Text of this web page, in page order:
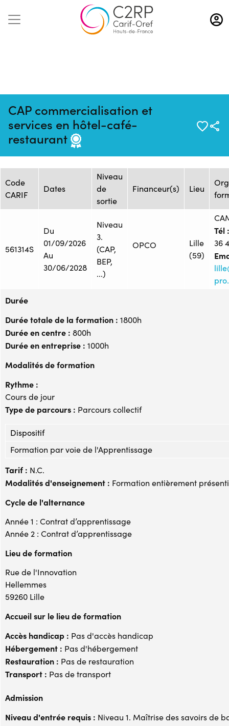
Aller
au
contenu
CAP commercialisation et
services en hôtel-café-
restaurant
Mise à jour :
13/03/2026
Formation :
26257735F
Source : CAMPUS
Session de formation
Code
CARIF
Dates
Niveau
de
sortie
Financeur(s) Lieu
561314S
Du
01/09/2026
Au
30/06/2028
Niveau
3.
(CAP,
BEP,
...)
OPCO
Lille
(59)
Tél :
36
Durée
Durée totale de la formation : 1800h
Durée en centre : 800h
Durée en entreprise : 1000h
Modalités de formation
Rythme :
Cours de jour
Type de parcours : Parcours collectif
Dispositif
Formation par voie de l'Apprentissage
Tarif : N.C.
Modalités d'enseignement : Formation entièrement
Cycle de l'alternance
Année 1 : Contrat d’apprentissage
Année 2 : Contrat d’apprentissage
Lieu de formation
Rue de l'Innovation
Hellemmes
59260 Lille
Accueil sur le lieu de formation
Accès handicap : Pas d'accès handicap
Hébergement : Pas d'hébergement
Restauration : Pas de restauration
Transport : Pas de transport
Admission
Niveau d'entrée requis : Niveau 1. Maîtrise des savoirs de